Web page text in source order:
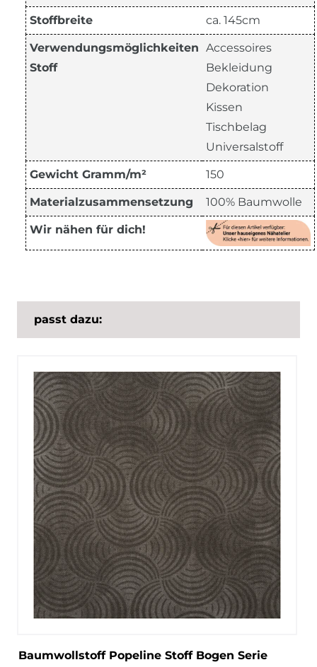
Stoffbreite ca. 145cm
Verwendungsmöglichkeiten
Stoff
Accessoires
Bekleidung
Dekoration
Kissen
Tischbelag
Universalstoff
Gewicht Gramm/m² 150
Materialzusammensetzung 100% Baumwolle
Wir nähen für dich!
passt dazu:
Baumwollstoff Popeline Stoff Bogen Serie